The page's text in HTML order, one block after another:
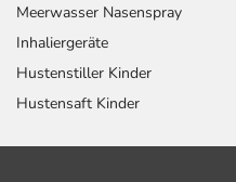
Meerwasser Nasenspray
Inhaliergeräte
Hustenstiller Kinder
Hustensaft Kinder